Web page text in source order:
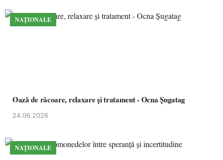
NAȚIONALE
Oază de răcoare, relaxare și tratament - Ocna Șugatag
24.06.2026
NAȚIONALE